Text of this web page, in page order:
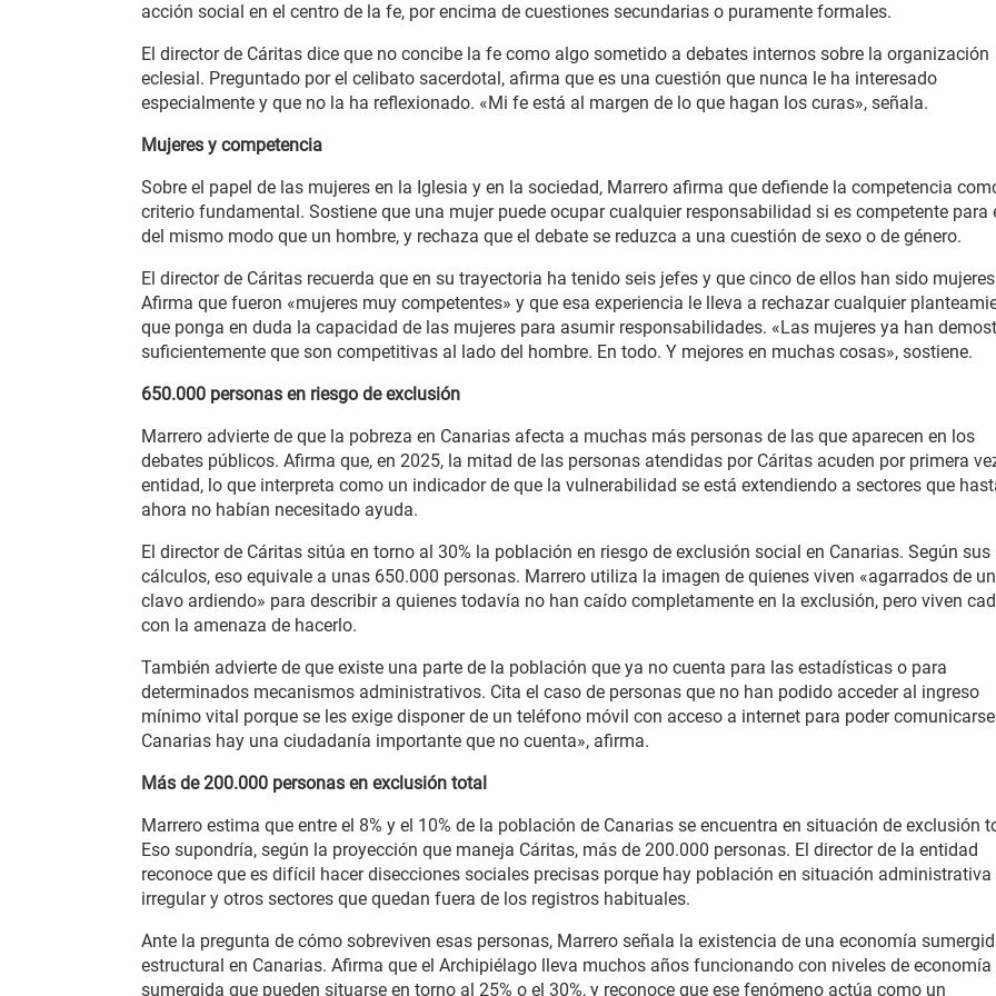
acción social en el centro de la fe, por encima de cuestiones secundarias o puramente formales.
El director de Cáritas dice que no concibe la fe como algo sometido a debates internos sobre la organización
eclesial. Preguntado por el celibato sacerdotal, afirma que es una cuestión que nunca le ha interesado
especialmente y que no la ha reflexionado. «Mi fe está al margen de lo que hagan los curas», señala.
Mujeres y competencia
Sobre el papel de las mujeres en la Iglesia y en la sociedad, Marrero afirma que defiende la competencia
criterio fundamental. Sostiene que una mujer puede ocupar cualquier responsabilidad si es competente para
del mismo modo que un hombre, y rechaza que el debate se reduzca a una cuestión de sexo o de género.
El director de Cáritas recuerda que en su trayectoria ha tenido seis jefes y que cinco de ellos han sido
Afirma que fueron «mujeres muy competentes» y que esa experiencia le lleva a rechazar cualquier
que ponga en duda la capacidad de las mujeres para asumir responsabilidades. «Las mujeres ya han
suficientemente que son competitivas al lado del hombre. En todo. Y mejores en muchas cosas», sostiene.
650.000 personas en riesgo de exclusión
Marrero advierte de que la pobreza en Canarias afecta a muchas más personas de las que aparecen en los
debates públicos. Afirma que, en 2025, la mitad de las personas atendidas por Cáritas acuden por primera
entidad, lo que interpreta como un indicador de que la vulnerabilidad se está extendiendo a sectores que
ahora no habían necesitado ayuda.
El director de Cáritas sitúa en torno al 30% la población en riesgo de exclusión social en Canarias. Según sus
cálculos, eso equivale a unas 650.000 personas. Marrero utiliza la imagen de quienes viven «agarrados de un
clavo ardiendo» para describir a quienes todavía no han caído completamente en la exclusión, pero viven
con la amenaza de hacerlo.
También advierte de que existe una parte de la población que ya no cuenta para las estadísticas o para
determinados mecanismos administrativos. Cita el caso de personas que no han podido acceder al ingreso
mínimo vital porque se les exige disponer de un teléfono móvil con acceso a internet para poder
Canarias hay una ciudadanía importante que no cuenta», afirma.
Más de 200.000 personas en exclusión total
Marrero estima que entre el 8% y el 10% de la población de Canarias se encuentra en situación de exclusión
Eso supondría, según la proyección que maneja Cáritas, más de 200.000 personas. El director de la entidad
reconoce que es difícil hacer disecciones sociales precisas porque hay población en situación administrativa
irregular y otros sectores que quedan fuera de los registros habituales.
Ante la pregunta de cómo sobreviven esas personas, Marrero señala la existencia de una economía
estructural en Canarias. Afirma que el Archipiélago lleva muchos años funcionando con niveles de economía
sumergida que pueden situarse en torno al 25% o el 30%, y reconoce que ese fenómeno actúa como un